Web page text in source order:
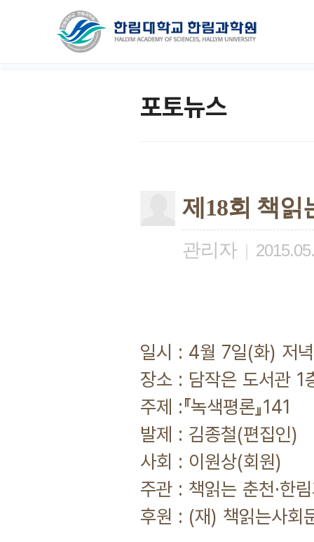
포토뉴스
제18회 책읽
관리자 |
일시 : 4월 7일(화) 저
장소 : 담작은 도서관
주제 :『녹색평론』141
발제 : 김종철(편집인)
사회 : 이원상(회원)
주관 : 책읽는 춘천·한
후원 : (재) 책읽는사회